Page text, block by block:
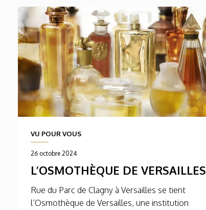
VU POUR VOUS
26 octobre 2024
L’OSMOTHÈQUE DE VERSAILLES
Rue du Parc de Clagny à Versailles se tient
l’Osmothèque de Versailles, une institution